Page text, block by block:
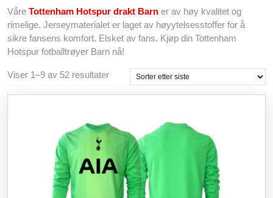
Våre Tottenham Hotspur drakt Barn er av høy kvalitet og
rimelige. Jerseymaterialet er laget av høyytelsesstoffer for å
sikre fansens komfort. Elsket av fans. Kjøp din Tottenham
Hotspur fotballtrøyer Barn nå!
Viser 1–9 av 52 resultaterSortert